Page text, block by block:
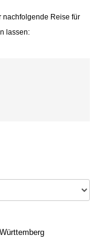
nachfolgende Reise für
lassen: